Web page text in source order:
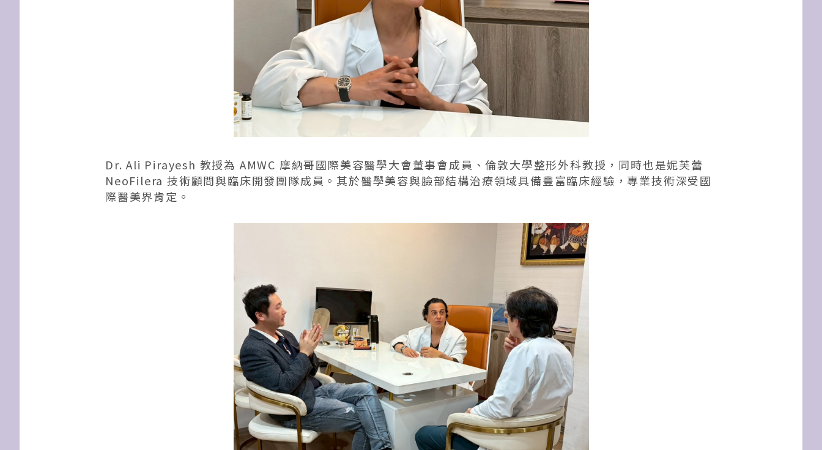
Dr. Ali Pirayesh 教授為 AMWC 摩納哥國際美容醫學大會董事會成員、倫敦大學整形外科教授，同時也是妮芙蕾
NeoFilera 技術顧問與臨床開發團隊成員。其於醫學美容與臉部結構治療領域具備豐富臨床經驗，專業技術深受國
際醫美界肯定。